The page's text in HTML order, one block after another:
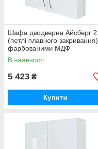
Шафа дводверна Айсберг 2
(петлі плавного
фарбованими МДФ
фасадами ширина 750
МАКСІ-МЕбель
В наявності
5 423 ₴
Купити